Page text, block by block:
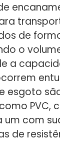
de
o
a
esgoto
PVC,
um com
de